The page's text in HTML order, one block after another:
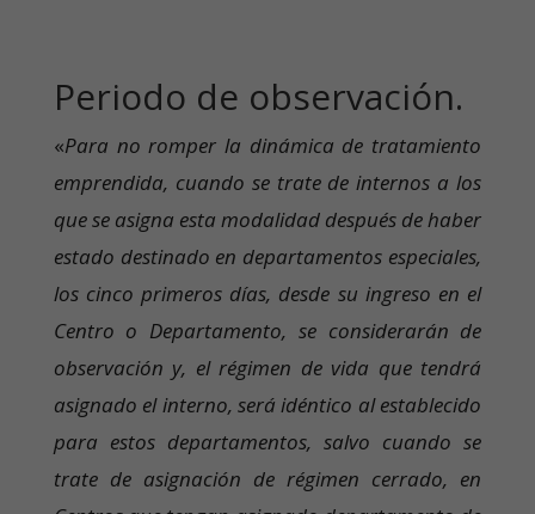
Periodo de observación.
«Para no romper la dinámica de tratamiento
emprendida, cuando se trate de internos a los
que se asigna esta modalidad después de haber
estado destinado en departamentos especiales,
los cinco primeros días, desde su ingreso en el
Centro o Departamento, se considerarán de
observación y, el régimen de vida que tendrá
asignado el interno, será idéntico al establecido
para estos departamentos, salvo cuando se
trate de asignación de régimen cerrado, en